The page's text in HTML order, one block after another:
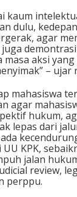
kaum
dulu,
agar
masa aksi
– ujar
mahasiswa
agar
hukum,
lepas dari
KPK,
jalan
review,
perppu.